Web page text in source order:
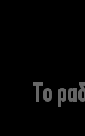
Το